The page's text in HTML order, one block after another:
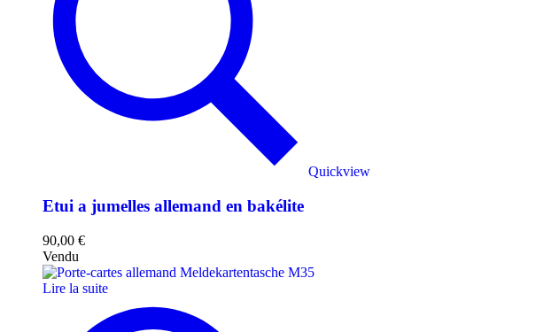
Quickview
Etui a jumelles allemand en bakélite
90,00 €
Vendu
Lire la suite